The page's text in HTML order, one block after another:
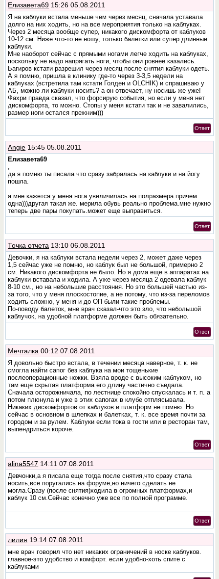
Елизавета69 15:26 05.08.2011
Я на каблуки встала меньше чем через месяц, сначала уставала
долго на них ходить, но на все мероприятия только на каблуках.
Через 2 месяца вообще супер, никакого дискомфорта от каблуков
10-12 см. Ниже что-то не ношу, только балетки или супер длинные
каблуки.
Мне наоборот сейчас с прямыми ногами легче ходить на каблуках,
поскольку не надо напрягать ноги, чтобы они ровнее казались.
Багиров кстати разрешил через месяц после снятия каблуки одеть.
А я помню, пришла в клинику где-то через 3-3,5 недели на
каблуках (встретила там кстати Голден и OLCHIK) и спрашиваю у
АБ, можно ли каблуки носить? а он отвечает, ну носишь же уже!
Фахри правда сказал, что форсирую события, но если у меня нет
дискомфорта, то можно. Стопы у меня кстати так и не завалились,
размер ноги остался прежним)))
Ответ
Angie 15:45 05.08.2011
Елизавета69
да я помню ты писала что сразу забралась на каблуки и на йогу
пошла.
а мне кажется у меня нога увеличилась на полразмера.причем
одна)))другая такая же. мерила обувь реально проблема.мне нужно
теперь две пары покупать.может еще выправиться.
Ответ
Точка отчета 13:10 06.08.2011
Девочки, я на каблуки встала недели через 2, может даже через
1,5 сейчас уже не помню, но каблук был не большой, примерно 2
см. Никакого дискомфорта не было. Но я дома еще в аппаратах на
каблуки вставала и ходила. А уже через месяца 2 одевала каблук
8-10 см., но на небольшие расстояния. Но это большей частью из-
за того, что у меня плоскостопие, а не потому, что из-за переломов
ходить сложно, у меня и до ОП были такие проблемы.
По-поводу балеток, мне врач сказал-что это зло, что небольшой
каблучок, на удобной платформе должен быть обязательно.
Ответ
Мечталка 00:12 07.08.2011
Я довольно быстро встала, в течении месяца наверное, т. к. не
смогла найти сапог без каблука на мои тощенькие
послеоперационные ножки. Взяла вроде с высоким каблуком, но
там еще скрытая платформа его длину частично съедала.
Сначала осторожничала, по лестнице спокойно спускалась и т. п. а
потом плюнула и уже в этих сапогах в клубе отплясывала.
Никаких дискомфортов от каблуков и платформ не помню. Но
сейчас в основном в шлепках и балетках, т. к. все время почти за
городом и за рулем. Каблуки если тока в гости или в ресторан там,
выпендриться короче.
Ответ
alina5547 14:11 07.08.2011
Девчонки,а я писала еще тогда после снятия,что сразу стала
носить,все поругались на форуме,но ничего сделать не
могла.Сразу (после снятия)ходила в огромных платформах,и
каблук 10 см.Сейчас конечно уже все по полной программе.
Ответ
лилия 19:14 07.08.2011
мне врач говорил что нет никаких ограничений в носке каблуков.
главное-это удобство и комфорт. если удобно-хоть спите с
каблуками